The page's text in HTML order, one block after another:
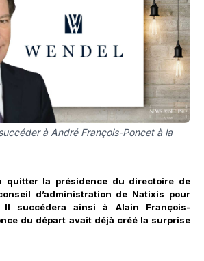
à André François-Poncet à la
quitter la présidence du directoire de
d’administration de Natixis pour
Il succédera ainsi à Alain François-
du départ avait déjà créé la surprise